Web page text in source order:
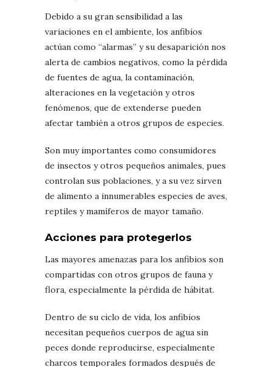
Debido a su gran sensibilidad a las
variaciones en el ambiente, los anfibios
actúan como “alarmas” y su desaparición nos
alerta de cambios negativos, como la pérdida
de fuentes de agua, la contaminación,
alteraciones en la vegetación y otros
fenómenos, que de extenderse pueden
afectar también a otros grupos de especies.
Son muy importantes como consumidores
de insectos y otros pequeños animales, pues
controlan sus poblaciones, y a su vez sirven
de alimento a innumerables especies de aves,
reptiles y mamíferos de mayor tamaño.
Acciones para protegerlos
Las mayores amenazas para los anfibios son
compartidas con otros grupos de fauna y
flora, especialmente la pérdida de hábitat.
Dentro de su ciclo de vida, los anfibios
necesitan pequeños cuerpos de agua sin
peces donde reproducirse, especialmente
charcos temporales formados después de